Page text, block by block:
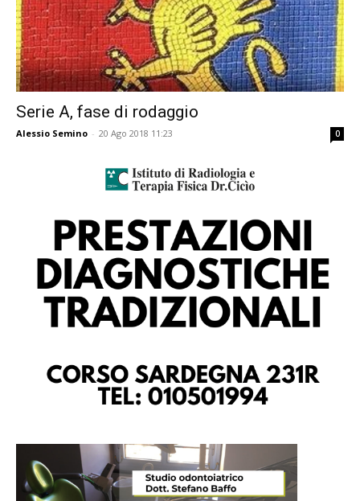
Serie A, fase di rodaggio
Alessio Semino - 20 Ago 2018 11:23 0